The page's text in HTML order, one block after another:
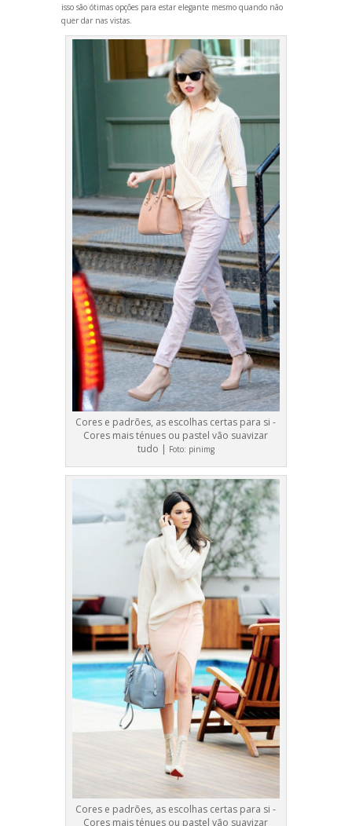
isso são ótimas opções para estar elegante mesmo quando não
quer dar nas vistas.
Cores e padrões, as escolhas certas para si -
Cores mais ténues ou pastel vão suavizar
tudo | Foto: pinimg
Cores e padrões, as escolhas certas para si -
Cores mais ténues ou pastel vão suavizar